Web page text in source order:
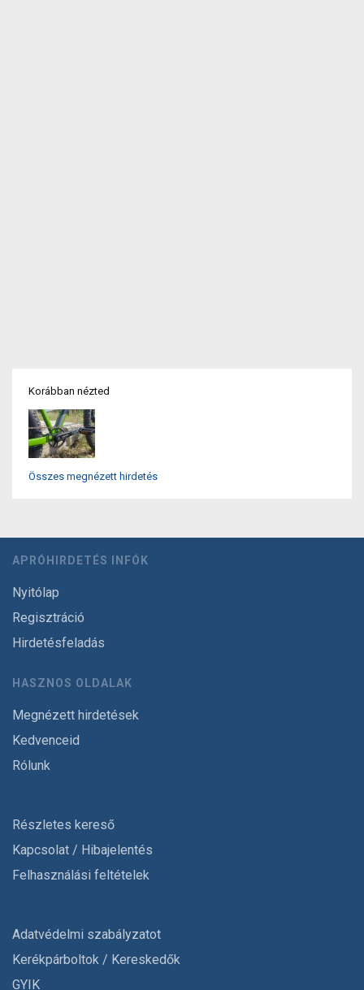
Korábban nézted
Összes megnézett hirdetés
APRÓHIRDETÉS INFÓK
Nyitólap
Regisztráció
Hirdetésfeladás
HASZNOS OLDALAK
Megnézett hirdetések
Kedvenceid
Rólunk
Részletes kereső
Kapcsolat / Hibajelentés
Felhasználási feltételek
Adatvédelmi szabályzatot
Kerékpárboltok / Kereskedők
GYIK